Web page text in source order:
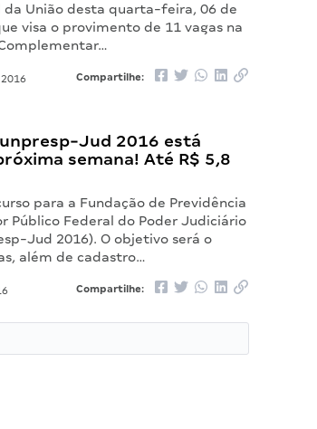
da União desta quarta-feira, 06 de
visa o provimento de 11 vagas na
Compartilhe:
Jud 2016 está
semana! Até R$ 5,8
para a Fundação de Previdência
Público Federal do Poder Judiciário
Jud 2016). O objetivo será o
além de cadastro…
Compartilhe: